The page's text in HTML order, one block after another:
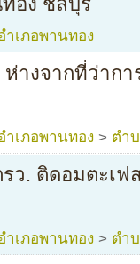
ำเภอพานทอง
างจากที่ว่ากา
ำเภอพานทอง > ตำ
ว. ติดอมตะเ
ำเภอพานทอง > ตำ